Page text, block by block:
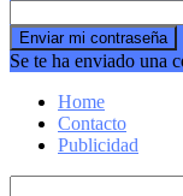
Se te ha enviado una
Home
Contacto
Publicidad